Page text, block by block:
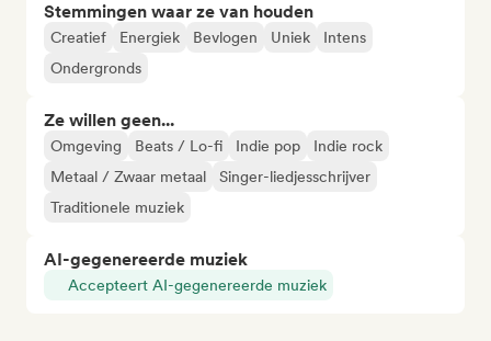
Stemmingen waar ze van houden
Creatief Energiek Bevlogen Uniek
Intens
Ondergronds
Ze willen geen...
Omgeving Beats / Lo-fi Indie pop
Indie rock
Metaal / Zwaar metaal
Singer-liedjesschrijver
Traditionele muziek
AI-gegenereerde muziek
Accepteert AI-gegenereerde muziek